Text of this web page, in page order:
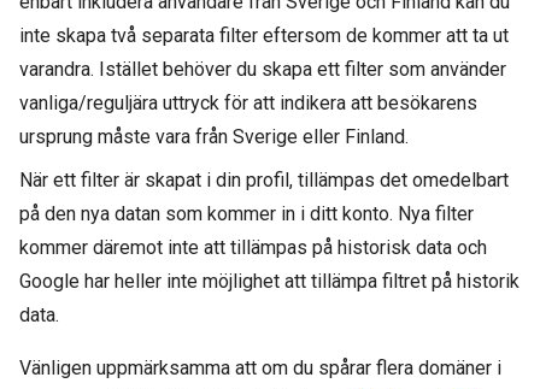
inte skapa två separata filter eftersom de kommer att ta ut
varandra. Istället behöver du skapa ett filter som använder
vanliga/reguljära uttryck för att indikera att besökarens
ursprung måste vara från Sverige eller Finland.
När ett filter är skapat i din profil, tillämpas det omedelbart
på den nya datan som kommer in i ditt konto. Nya filter
kommer däremot inte att tillämpas på historisk data och
Google har heller inte möjlighet att tillämpa filtret på historik
data.
Vänligen uppmärksamma att om du spårar flera domäner i